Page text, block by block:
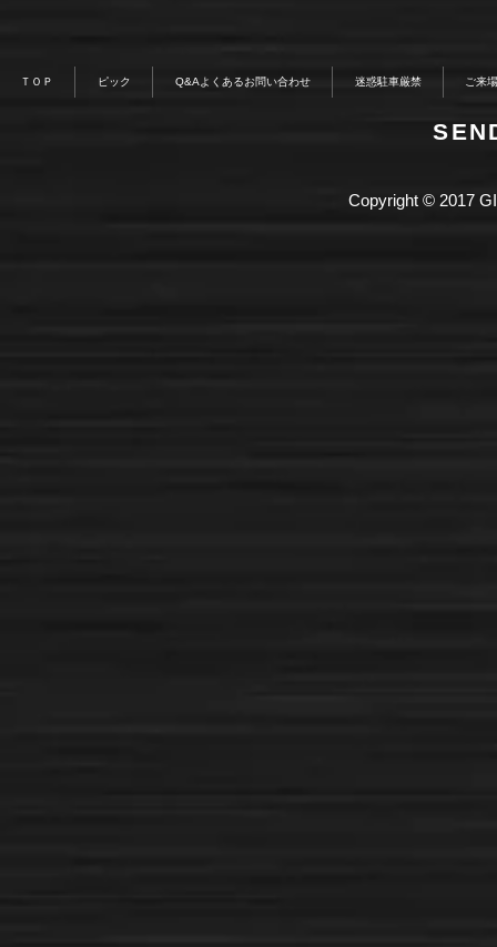
ＴＯＰ ピック Q&Aよくあるお問い合わせ 迷惑駐車厳禁 ご来
Copyright © 2017